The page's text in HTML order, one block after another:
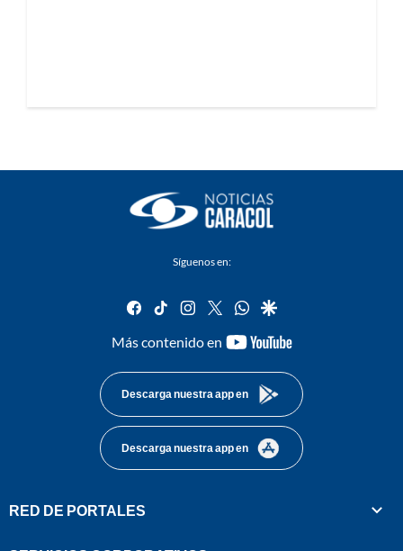
Síguenos en:
facebook
tiktok instagram
twitterwhatsapp
google
Más contenido en
youtube-
Descarga nuestra app en
Descarga nuestra app en
RED DE PORTALES